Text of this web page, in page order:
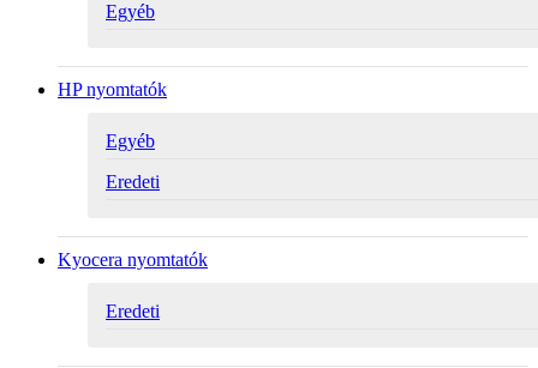
Egyéb
HP nyomtatók
Egyéb
Eredeti
Kyocera nyomtatók
Eredeti